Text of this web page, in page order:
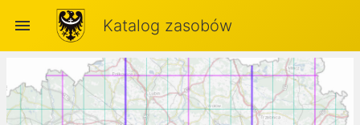
menu Katalog zasobów